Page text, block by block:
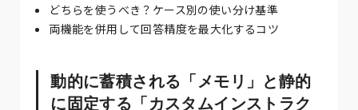
どちらを使うべき？ケース別の使い分け基準
両機能を併用して回答精度を最大化するコツ
動的に蓄積される「メモリ」と静的
に固定する「カスタムインストラク